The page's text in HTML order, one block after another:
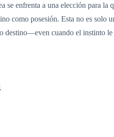
se enfrenta a una elección para
como posesión. Esta no es solo
destino—even cuando el instinto